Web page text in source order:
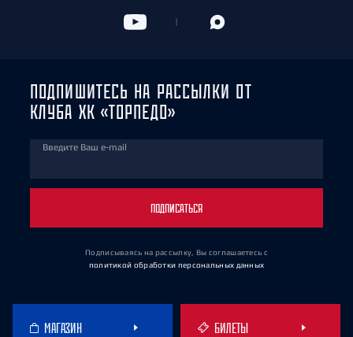
ПОДПИШИТЕСЬ НА РАССЫЛКИ ОТ
КЛУБА ХК «ТОРПЕДО»
Введите Ваш e-mail
ПОДПИСАТЬСЯ
Подписываясь на рассылку, Вы соглашаетесь с
политикой обработки персональных данных
МАГАЗИН БИЛЕТЫ